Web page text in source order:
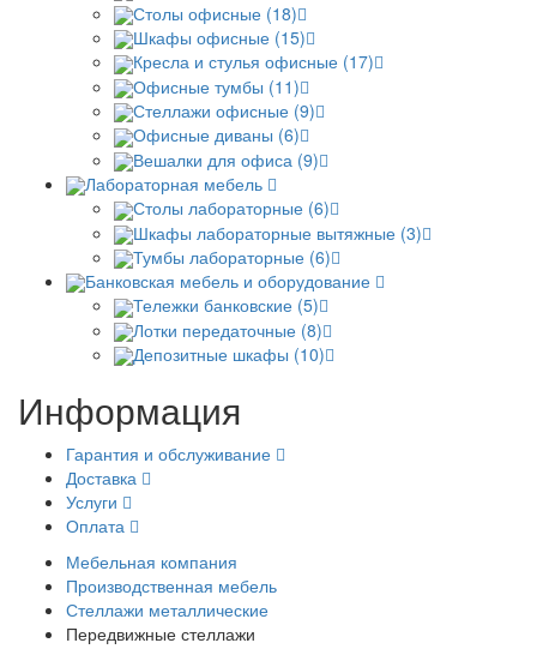
Столы офисные (18)
Шкафы офисные (15)
Кресла и стулья офисные (17)
Офисные тумбы (11)
Стеллажи офисные (9)
Офисные диваны (6)
Вешалки для офиса (9)
Лабораторная мебель
Столы лабораторные (6)
Шкафы лабораторные вытяжные (3)
Тумбы лабораторные (6)
Банковская мебель и оборудование
Тележки банковские (5)
Лотки передаточные (8)
Депозитные шкафы (10)
Информация
Гарантия и обслуживание
Доставка
Услуги
Оплата
Мебельная компания
Производственная мебель
Стеллажи металлические
Передвижные стеллажи